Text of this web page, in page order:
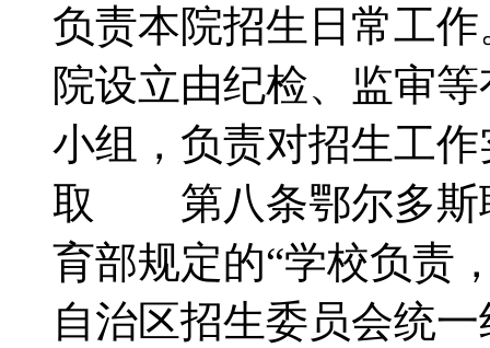
负责本院招生日常工
院设立由纪检、监审
小组，负责对招生工
取 第八条鄂尔多斯
育部规定的“学校负责
自治区招生委员会统